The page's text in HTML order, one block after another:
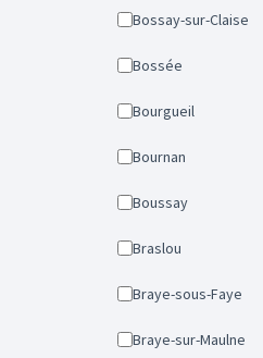
Bossay-sur-Claise
Bossée
Bourgueil
Bournan
Boussay
Braslou
Braye-sous-Faye
Braye-sur-Maulne